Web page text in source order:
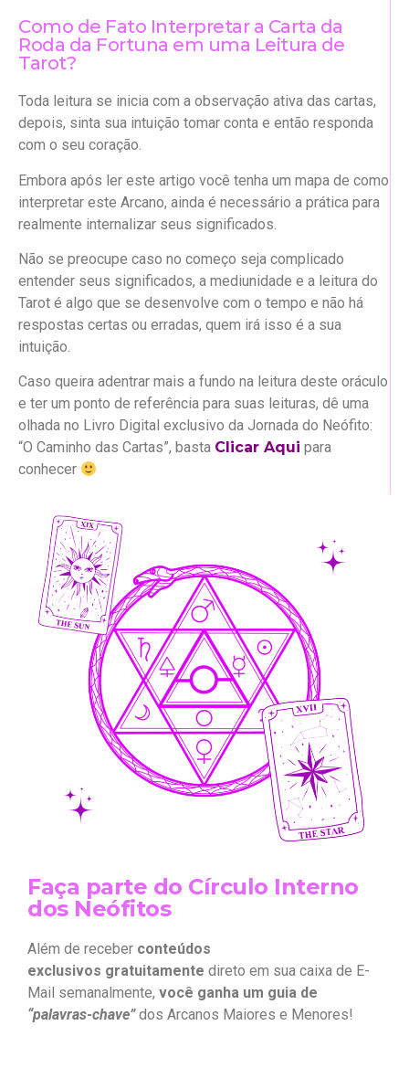
Como de Fato Interpretar a Carta da
Roda da Fortuna em uma Leitura de
Tarot?
Toda leitura se inicia com a observação ativa das cartas,
depois, sinta sua intuição tomar conta e então responda
com o seu coração.
Embora após ler este artigo você tenha um mapa de como
interpretar este Arcano, ainda é necessário a prática para
realmente internalizar seus significados.
Não se preocupe caso no começo seja complicado
entender seus significados, a mediunidade e a leitura do
Tarot é algo que se desenvolve com o tempo e não há
respostas certas ou erradas, quem irá isso é a sua
intuição.
Caso queira adentrar mais a fundo na leitura deste oráculo
e ter um ponto de referência para suas leituras, dê uma
olhada no Livro Digital exclusivo da Jornada do Neófito:
“O Caminho das Cartas”, basta Clicar Aqui para
conhecer
Faça parte do Círculo Interno
dos Neófitos
Além de receber conteúdos
exclusivos gratuitamente direto em sua caixa de E-
Mail semanalmente, você ganha um guia de
“palavras-chave”dos Arcanos Maiores e Menores!